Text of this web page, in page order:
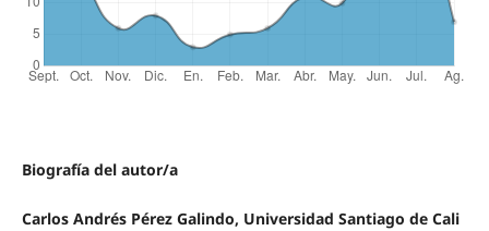
Biografía del autor/a
Carlos Andrés Pérez Galindo, Universidad Santiago de Cali